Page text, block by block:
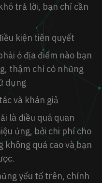
trả lời, bạn chỉ cần
kiện tiên quyết
ở địa điểm nào bạn
thậm chí có những
dụng
và khán giả
là điều quá quan
ứng, bởi chi phí cho
không quá cao và bạn
yếu tố trên, chính